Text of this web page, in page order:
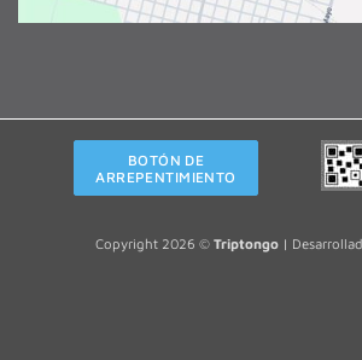
BOTÓN DE
ARREPENTIMIENTO
Copyright 2026 © Triptongo|